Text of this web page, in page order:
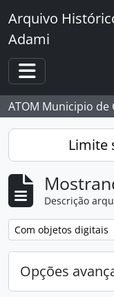
Skip to main content
Arquivo
Adami
Toggle
ATOM Municipio de
Limite
Descrição
Remover filtro:
Com objetos digitais
Opções